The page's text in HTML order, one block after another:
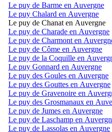
Le puy de Barme en Auvergne
Le puy Chalard en Auvergne
Le puy de Chanat en Auvergne
Le puy de Charade en Auvergne
Le puy de Charmont en
Le puy de Côme en Auvergne
Le puy de la Coquille en
Le puy Gonnard en Auvergne
Le puy des Goules en Auvergne
Le puy des Gouttes en Auvergne
Le puy de Gravenoire en
Le puy des Grosmanaux en
Le puy de Jumes en Auvergne
Le puy de Laschamp en
Le puy de Lassolas en Auvergne